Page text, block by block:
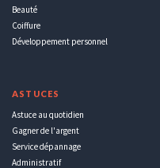
Beauté
Coiffure
Développement personnel
ASTUCES
Astuce au quotidien
Gagner de l'argent
Service dépannage
Administratif